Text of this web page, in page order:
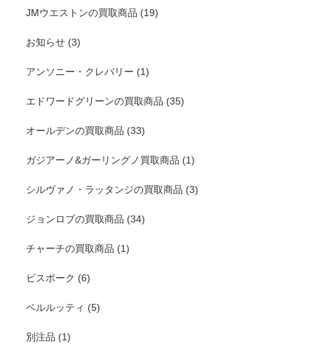
JMウエストンの買取商品 (19)
お知らせ (3)
アンソニー・クレバリー (1)
エドワードグリーンの買取商品 (35)
オールデンの買取商品 (33)
ガジアーノ&ガーリングノ買取商品 (1)
シルヴァノ・ラッタンジの買取商品 (3)
ジョンロブの買取商品 (34)
チャーチの買取商品 (1)
ビスポーク (6)
ベルルッティ (5)
別注品 (1)